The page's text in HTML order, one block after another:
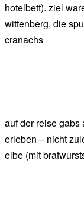
hotelbett). ziel
wittenberg, die
cranachs
auf der reise gabs
erleben – nicht
elbe (mit